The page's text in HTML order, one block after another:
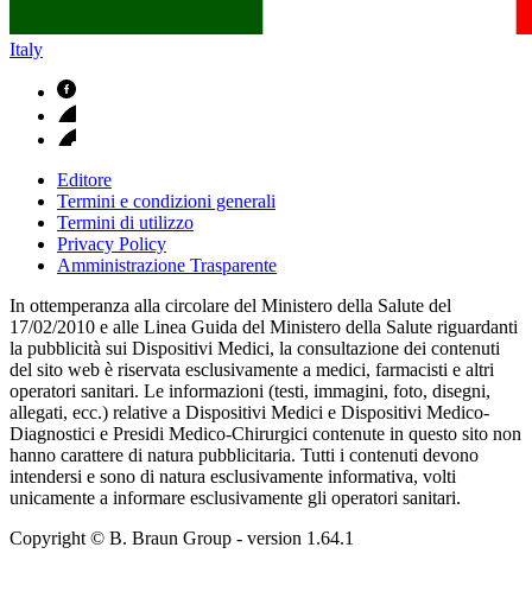
Italy
Editore
Termini e condizioni generali
Termini di utilizzo
Privacy Policy
Amministrazione Trasparente
In ottemperanza alla circolare del Ministero della Salute del
17/02/2010 e alle Linea Guida del Ministero della Salute riguardanti
la pubblicità sui Dispositivi Medici, la consultazione dei contenuti
del sito web è riservata esclusivamente a medici, farmacisti e altri
operatori sanitari. Le informazioni (testi, immagini, foto, disegni,
allegati, ecc.) relative a Dispositivi Medici e Dispositivi Medico-
Diagnostici e Presidi Medico-Chirurgici contenute in questo sito non
hanno carattere di natura pubblicitaria. Tutti i contenuti devono
intendersi e sono di natura esclusivamente informativa, volti
unicamente a informare esclusivamente gli operatori sanitari.
Copyright © B. Braun Group - version 1.64.1